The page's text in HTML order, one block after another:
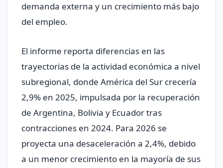
demanda externa y un crecimiento más bajo
del empleo.
El informe reporta diferencias en las
trayectorias de la actividad económica a nivel
subregional, donde América del Sur crecería
2,9% en 2025, impulsada por la recuperación
de Argentina, Bolivia y Ecuador tras
contracciones en 2024. Para 2026 se
proyecta una desaceleración a 2,4%, debido
a un menor crecimiento en la mayoría de sus